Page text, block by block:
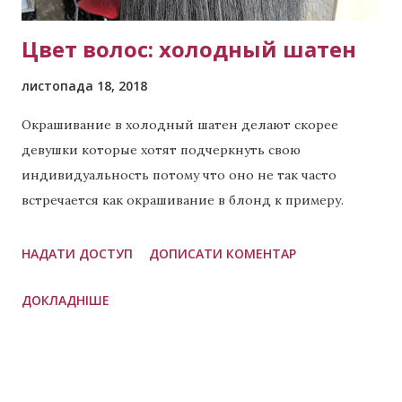
гривень. Для біл...
Цвет волос: холодный шатен
листопада 18, 2018
Окрашивание в холодный шатен делают скорее
девушки которые хотят подчеркнуть свою
индивидуальность потому что оно не так часто
встречается как окрашивание в блонд к примеру.
длинными локонами так и те у кого короткие. Имея
сливаться с большинством. Хотя если мы говорим о
НАДАТИ ДОСТУП ДОПИСАТИ КОМЕНТАР
ДОКЛАДНІШЕ